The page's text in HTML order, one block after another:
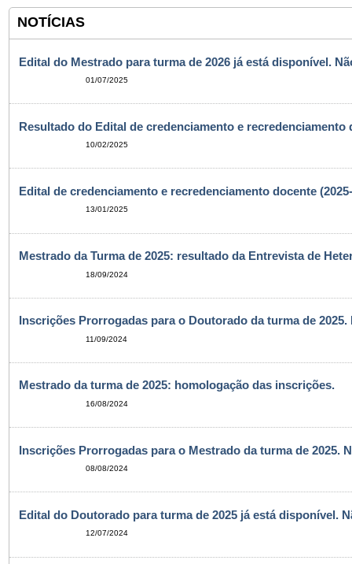
NOTÍCIAS
Edital do Mestrado para turma de 2026 já está disponível.
01/07/2025
Resultado do Edital de credenciamento e recredenciamento
10/02/2025
Edital de credenciamento e recredenciamento docente
13/01/2025
Mestrado da Turma de 2025: resultado da Entrevista de
18/09/2024
Inscrições Prorrogadas para o Doutorado da turma de
11/09/2024
Mestrado da turma de 2025: homologação das inscrições.
16/08/2024
Inscrições Prorrogadas para o Mestrado da turma de 2025.
08/08/2024
Edital do Doutorado para turma de 2025 já está disponível.
12/07/2024